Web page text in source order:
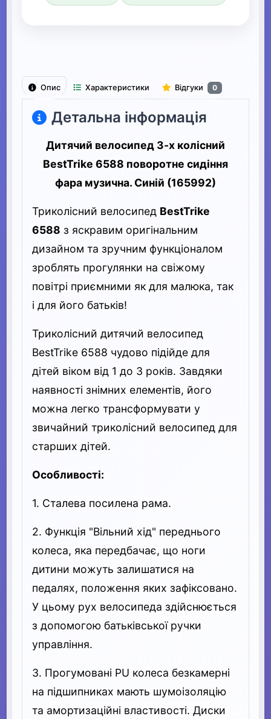
Опис Характеристики Відгуки 0
Детальна інформація
Дитячий велосипед 3-х колісний
BestTrike 6588 поворотне сидіння
фара музична. Синій (165992)
Триколісний велосипед BestTrike
6588 з яскравим оригінальним
дизайном та зручним функціоналом
зроблять прогулянки на свіжому
повітрі приємними як для малюка, так
і для його батьків!
Триколісний дитячий велосипед
BestTrike 6588 чудово підійде для
дітей віком від 1 до 3 років. Завдяки
наявності знімних елементів, його
можна легко трансформувати у
звичайний триколісний велосипед для
старших дітей.
Особливості:
1. Сталева посилена рама.
2. Функція "Вільний хід" переднього
колеса, яка передбачає, що ноги
дитини можуть залишатися на
педалях, положення яких зафіксовано.
У цьому рух велосипеда здійснюється
з допомогою батьківської ручки
управління.
3. Прогумовані PU колеса безкамерні
на підшипниках мають шумоізоляцію
та амортизаційні властивості. Диски